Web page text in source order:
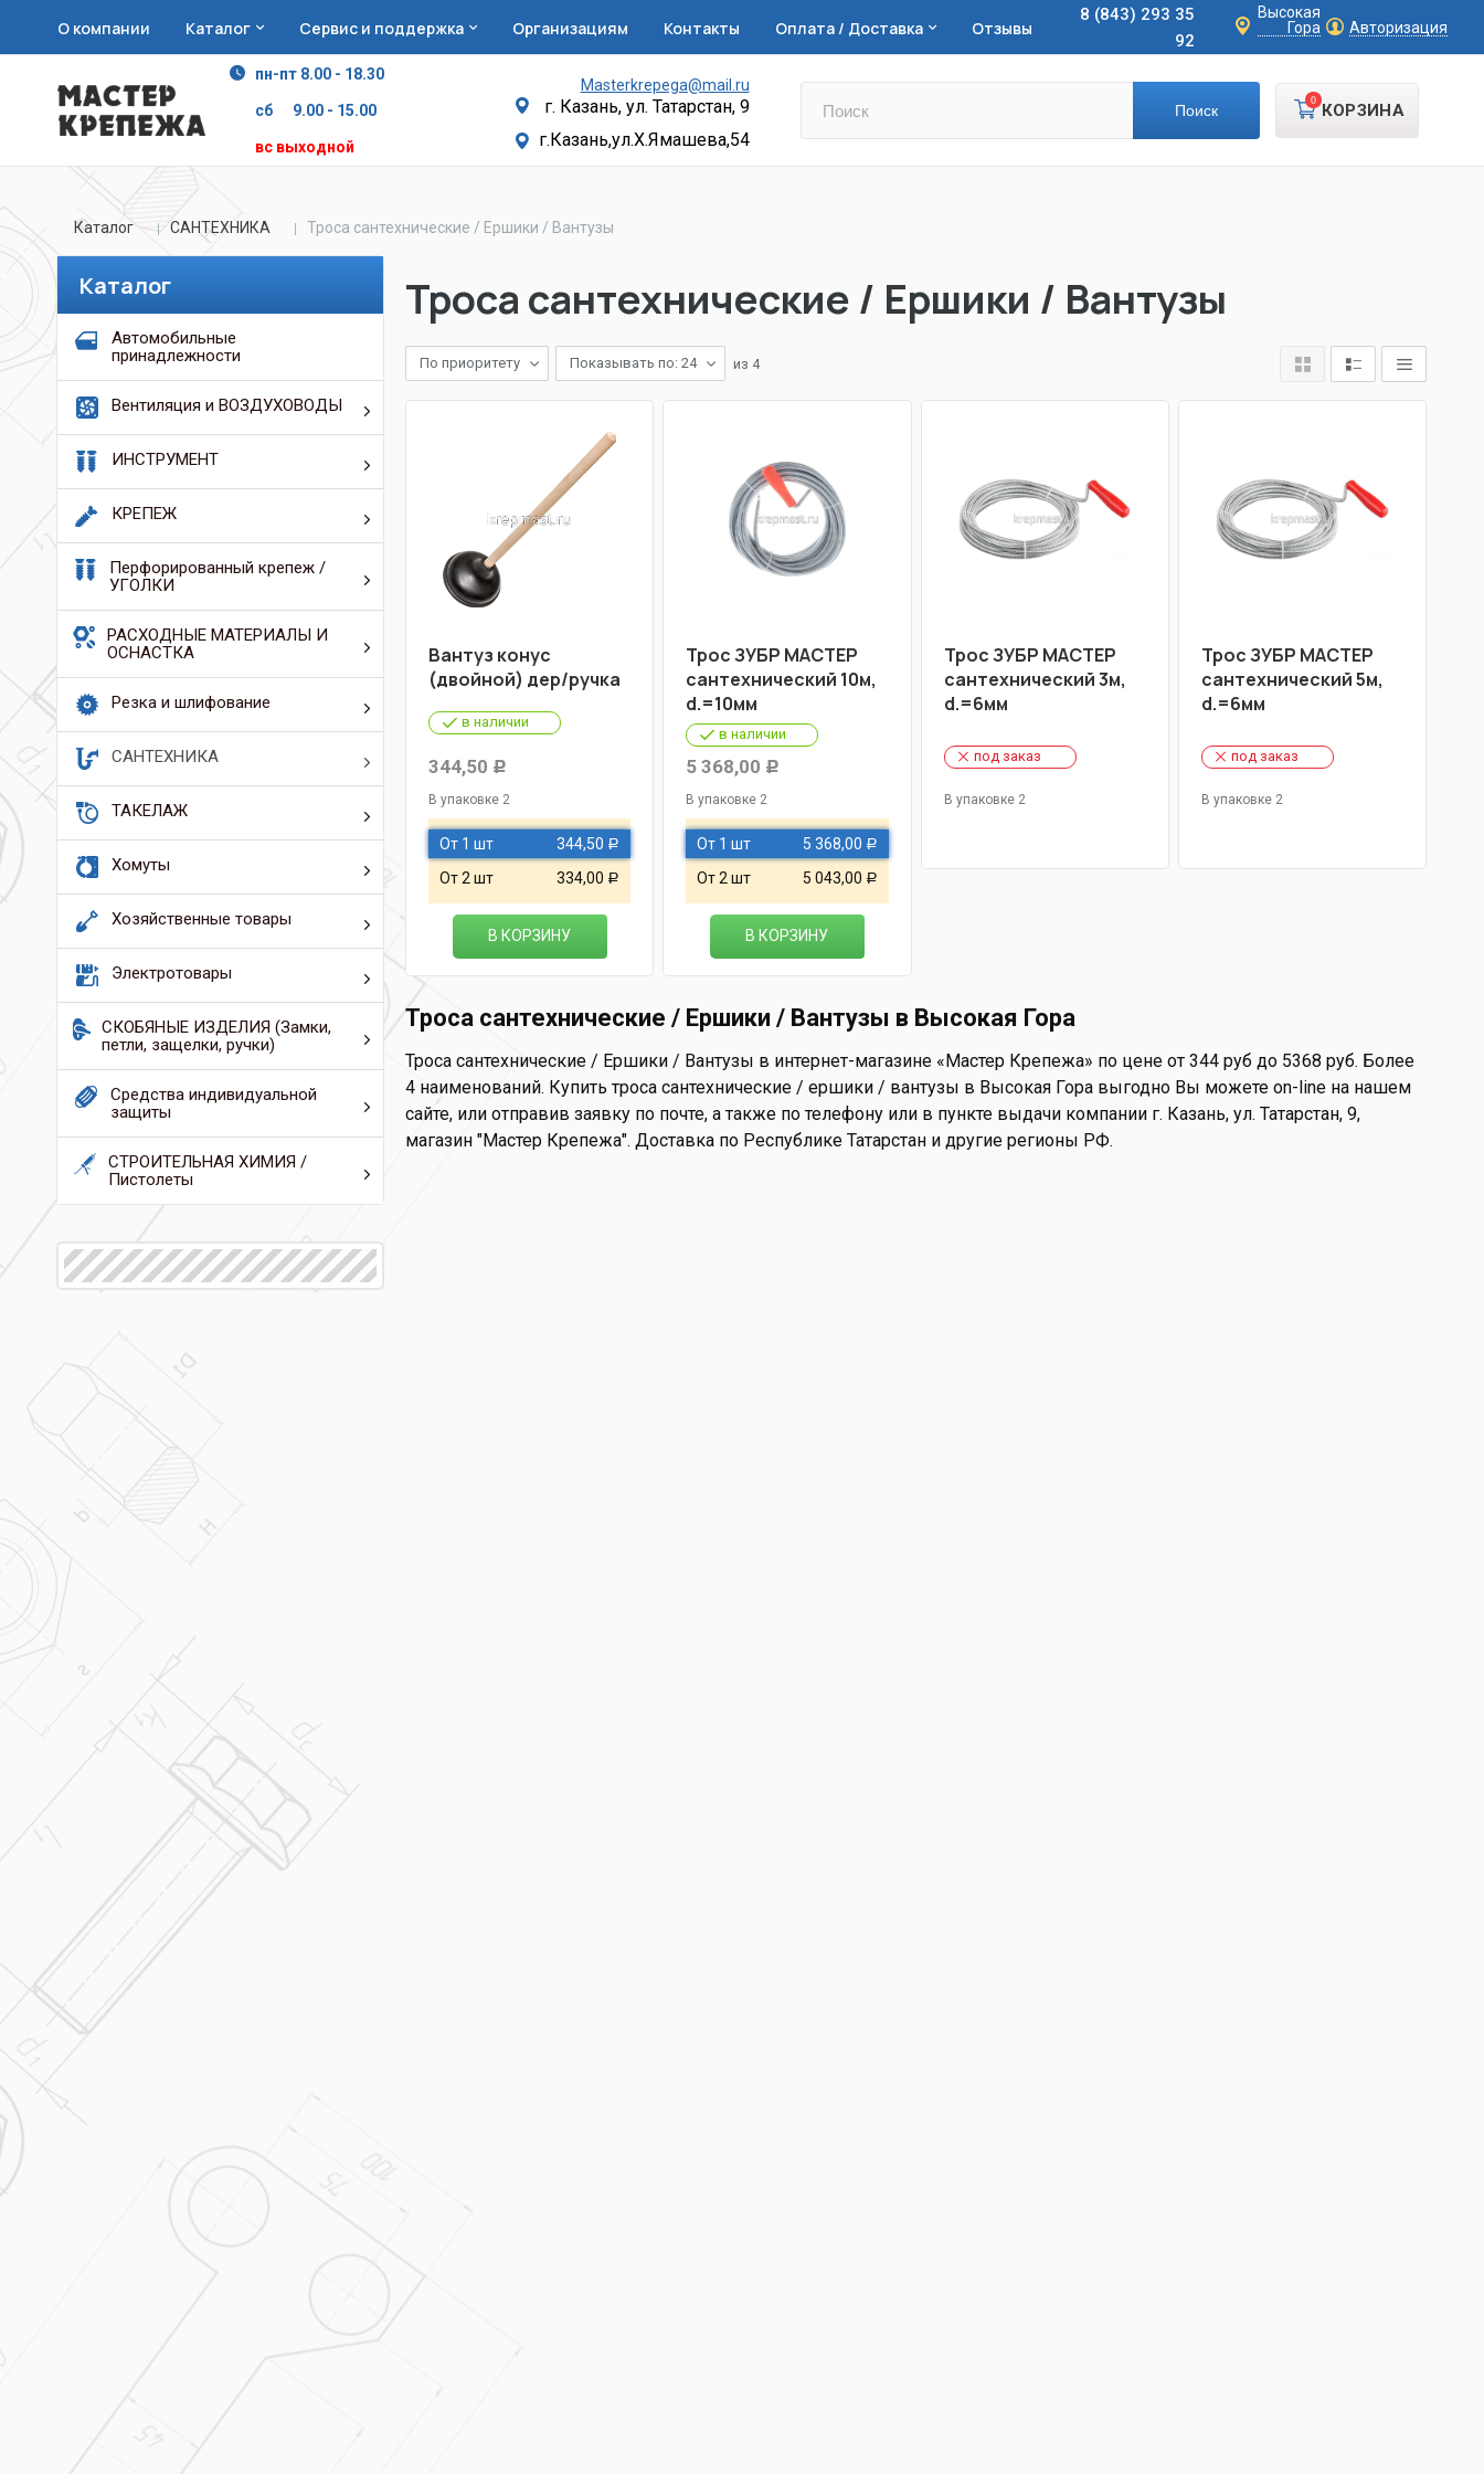
О компании Каталог Сервис и поддержка Организациям Контакты Оплата / Доставка Отзывы
8 (843) 293 35
92
Высокая
Гора
Авторизация
пн-пт 8.00 - 18.30
сб 9.00 - 15.00
вс выходной
Masterkrepega@mail.ru
г. Казань, ул. Татарстан, 9
г.Казань,ул.Х.Ямашева,54
КОРЗИНА
0
Каталог САНТЕХНИКА Троса сантехнические / Ершики / Вантузы
Каталог
Автомобильные
принадлежности
Вентиляция и ВОЗДУХОВОДЫ
ИНСТРУМЕНТ
КРЕПЕЖ
Перфорированный крепеж /
УГОЛКИ
РАСХОДНЫЕ МАТЕРИАЛЫ И
ОСНАСТКА
Резка и шлифование
САНТЕХНИКА
ТАКЕЛАЖ
Хомуты
Хозяйственные товары
Электротовары
СКОБЯНЫЕ ИЗДЕЛИЯ (Замки,
петли, защелки, ручки)
Средства индивидуальной
защиты
СТРОИТЕЛЬНАЯ ХИМИЯ /
Пистолеты
Троса сантехнические / Ершики / Вантузы
По приоритету Показывать по: 24 из 4
Вантуз конус
(двойной) дер/ручка
в наличии
344,50 Р
В упаковке 2
От 1 шт 344,50 Р
От 2 шт 334,00 Р
В КОРЗИНУ
Трос ЗУБР МАСТЕР
сантехнический 10м,
d.=10мм
в наличии
5 368,00 Р
В упаковке 2
От 1 шт 5 368,00 Р
От 2 шт 5 043,00 Р
В КОРЗИНУ
Трос ЗУБР МАСТЕР
сантехнический 3м,
d.=6мм
под заказ
В упаковке 2
Трос ЗУБР МАСТЕР
сантехнический 5м,
d.=6мм
под заказ
В упаковке 2
Троса сантехнические / Ершики / Вантузы в Высокая Гора
Троса сантехнические / Ершики / Вантузы в интернет-магазине «Мастер Крепежа» по цене от 344 руб до 5368 руб. Более
4 наименований. Купить троса сантехнические / ершики / вантузы в Высокая Гора выгодно Вы можете on-line на нашем
сайте, или отправив заявку по почте, а также по телефону или в пункте выдачи компании г. Казань, ул. Татарстан, 9,
магазин "Мастер Крепежа". Доставка по Республике Татарстан и другие регионы РФ.